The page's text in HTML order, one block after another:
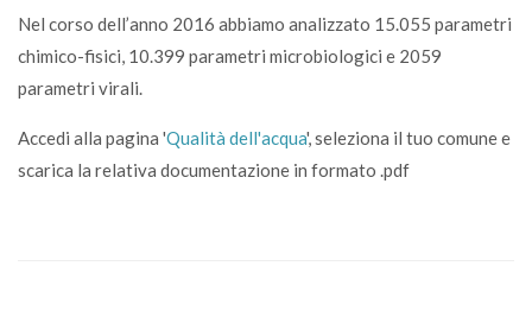
Nel corso dell’anno 2016 abbiamo analizzato 15.055 parametri
chimico-fisici, 10.399 parametri microbiologici e 2059
parametri virali.
Accedi alla pagina 'Qualità dell'acqua', seleziona il tuo comune e
scarica la relativa documentazione in formato .pdf